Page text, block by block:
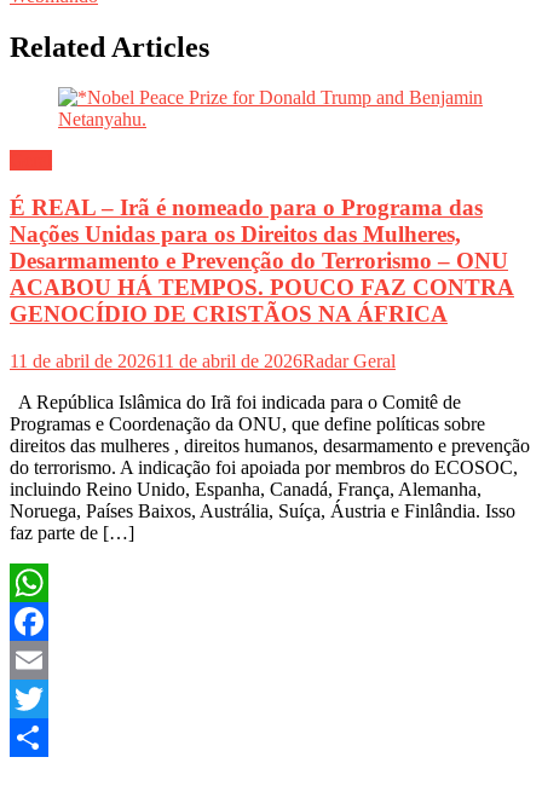
Related Articles
É REAL – Irã é nomeado para o Programa das
Nações Unidas para os Direitos das Mulheres,
Desarmamento e Prevenção do Terrorismo – ONU
ACABOU HÁ TEMPOS. POUCO FAZ CONTRA
GENOCÍDIO DE CRISTÃOS NA ÁFRICA
11 de abril de 202611 de abril de 2026Radar Geral
A República Islâmica do Irã foi indicada para o Comitê de
Programas e Coordenação da ONU, que define políticas sobre
direitos das mulheres , direitos humanos, desarmamento e prevenção
do terrorismo. A indicação foi apoiada por membros do ECOSOC,
incluindo Reino Unido, Espanha, Canadá, França, Alemanha,
Noruega, Países Baixos, Austrália, Suíça, Áustria e Finlândia. Isso
faz parte de […]
WhatsApp
Facebook
Email
Twitter